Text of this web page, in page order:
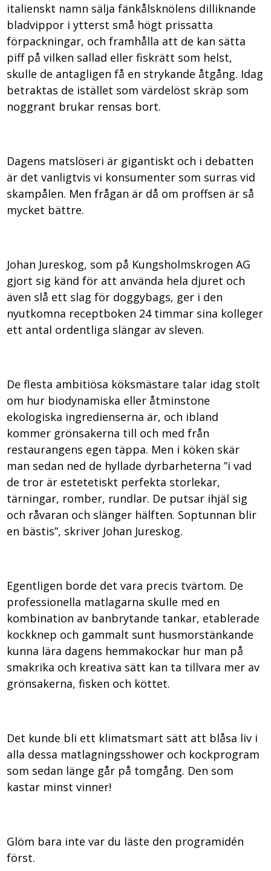
italienskt namn sälja fänkålsknölens dilliknande
bladvippor i ytterst små högt prissatta
förpackningar, och framhålla att de kan sätta
piff på vilken sallad eller fiskrätt som helst,
skulle de antagligen få en strykande åtgång. Idag
betraktas de istället som värdelöst skräp som
noggrant brukar rensas bort.
Dagens matslöseri är gigantiskt och i debatten
är det vanligtvis vi konsumenter som surras vid
skampålen. Men frågan är då om proffsen är så
mycket bättre.
Johan Jureskog, som på Kungsholmskrogen AG
gjort sig känd för att använda hela djuret och
även slå ett slag för doggybags, ger i den
nyutkomna receptboken 24 timmar sina kolleger
ett antal ordentliga slängar av sleven.
De flesta ambitiösa köksmästare talar idag stolt
om hur biodynamiska eller åtminstone
ekologiska ingredienserna är, och ibland
kommer grönsakerna till och med från
restaurangens egen täppa. Men i köken skär
man sedan ned de hyllade dyrbarheterna ”i vad
de tror är estetetiskt perfekta storlekar,
tärningar, romber, rundlar. De putsar ihjäl sig
och råvaran och slänger hälften. Soptunnan blir
en bästis”, skriver Johan Jureskog.
Egentligen borde det vara precis tvärtom. De
professionella matlagarna skulle med en
kombination av banbrytande tankar, etablerade
kockknep och gammalt sunt husmorstänkande
kunna lära dagens hemmakockar hur man på
smakrika och kreativa sätt kan ta tillvara mer av
grönsakerna, fisken och köttet.
Det kunde bli ett klimatsmart sätt att blåsa liv i
alla dessa matlagningsshower och kockprogram
som sedan länge går på tomgång. Den som
kastar minst vinner!
Glöm bara inte var du läste den programidén
först.